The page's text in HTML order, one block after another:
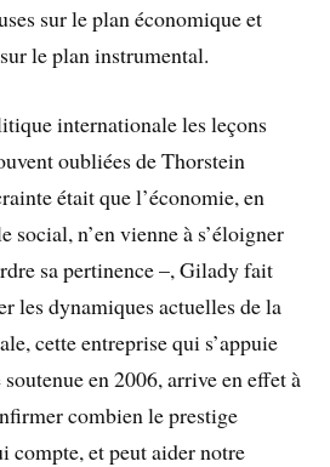
sur le plan économique et
le plan instrumental.
internationale les leçons
oubliées de Thorstein
était que l’économie, en
social, n’en vienne à s’éloigner
sa pertinence –, Gilady fait
les dynamiques actuelles de la
cette entreprise qui s’appuie
en 2006, arrive en effet à
combien le prestige
compte, et peut aider notre